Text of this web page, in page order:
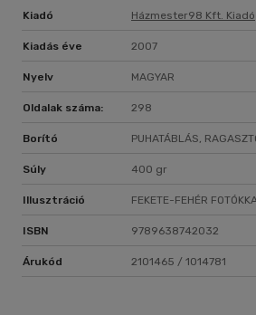
Kiadó Házmester98 Kft. Kiadó
Kiadás éve 2007
Nyelv MAGYAR
Oldalak száma: 298
Borító PUHATÁBLÁS,
Súly 400 gr
Illusztráció FEKETE-FEHÉR
ISBN 9789638742032
Árukód 2101465 / 1014781